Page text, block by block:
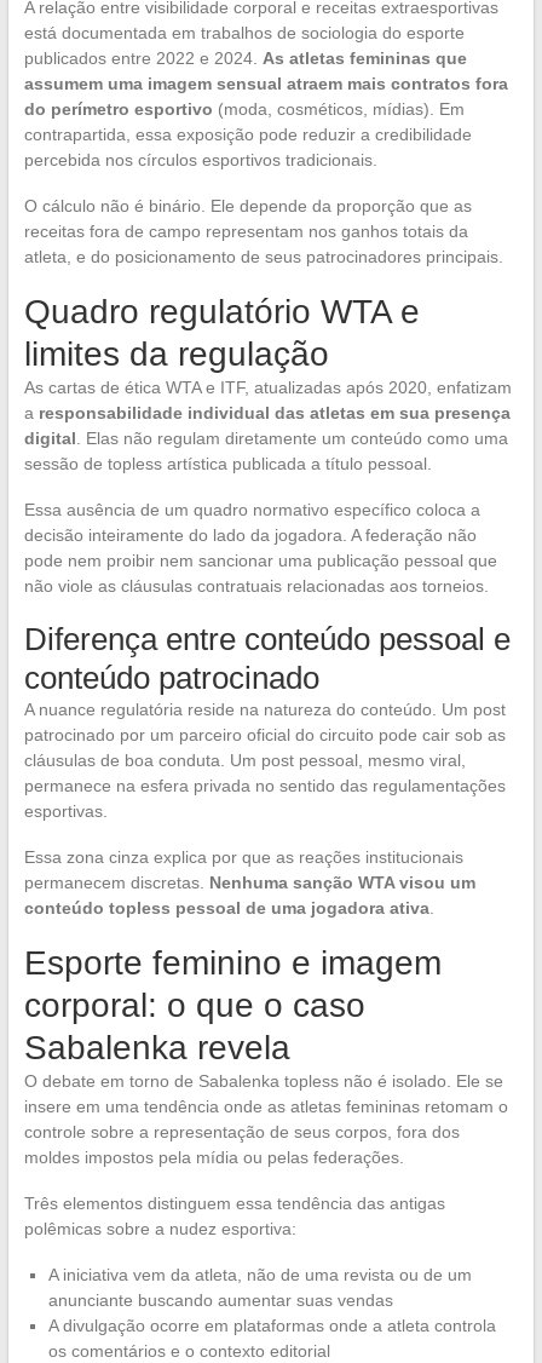
A relação entre visibilidade corporal e receitas extraesportivas
está documentada em trabalhos de sociologia do esporte
publicados entre 2022 e 2024. As atletas femininas que
assumem uma imagem sensual atraem mais contratos fora
do perímetro esportivo (moda, cosméticos, mídias). Em
contrapartida, essa exposição pode reduzir a credibilidade
percebida nos círculos esportivos tradicionais.
O cálculo não é binário. Ele depende da proporção que as
receitas fora de campo representam nos ganhos totais da
atleta, e do posicionamento de seus patrocinadores principais.
Quadro regulatório WTA e
limites da regulação
As cartas de ética WTA e ITF, atualizadas após 2020, enfatizam
a responsabilidade individual das atletas em sua presença
digital. Elas não regulam diretamente um conteúdo como uma
sessão de topless artística publicada a título pessoal.
Essa ausência de um quadro normativo específico coloca a
decisão inteiramente do lado da jogadora. A federação não
pode nem proibir nem sancionar uma publicação pessoal que
não viole as cláusulas contratuais relacionadas aos torneios.
Diferença entre conteúdo pessoal e
conteúdo patrocinado
A nuance regulatória reside na natureza do conteúdo. Um post
patrocinado por um parceiro oficial do circuito pode cair sob as
cláusulas de boa conduta. Um post pessoal, mesmo viral,
permanece na esfera privada no sentido das regulamentações
esportivas.
Essa zona cinza explica por que as reações institucionais
permanecem discretas. Nenhuma sanção WTA visou um
conteúdo topless pessoal de uma jogadora ativa.
Esporte feminino e imagem
corporal: o que o caso
Sabalenka revela
O debate em torno de Sabalenka topless não é isolado. Ele se
insere em uma tendência onde as atletas femininas retomam o
controle sobre a representação de seus corpos, fora dos
moldes impostos pela mídia ou pelas federações.
Três elementos distinguem essa tendência das antigas
polêmicas sobre a nudez esportiva:
A iniciativa vem da atleta, não de uma revista ou de um
anunciante buscando aumentar suas vendas
A divulgação ocorre em plataformas onde a atleta controla
os comentários e o contexto editorial